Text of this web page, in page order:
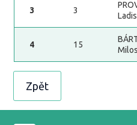
3 3
4 15
Zpět